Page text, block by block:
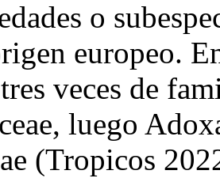
o
europeo.
veces de
luego
(Tropicos